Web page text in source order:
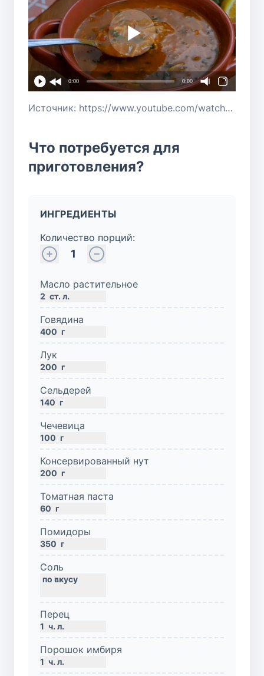
0:00 0:00
Источник: https://www.youtube.com/watch?v=LdBcMJk2OIU
Что потребуется для
приготовления?
ИНГРЕДИЕНТЫ
Количество порций:
1
Масло растительное
2 ст. л.
Говядина
400 г
Лук
200 г
Сельдерей
140 г
Чечевица
100 г
Консервированный нут
200 г
Томатная паста
60 г
Помидоры
350 г
Соль
Перец
1 ч. л.
Порошок имбиря
1 ч. л.